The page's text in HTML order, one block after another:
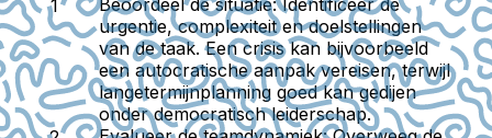
urgentie, complexiteit en doelstellingen
van de taak. Een crisis kan bijvoorbeeld
een autocratische aanpak vereisen, terwijl
langetermijnplanning goed kan gedijen
onder democratisch leiderschap.